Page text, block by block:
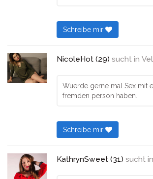
Schreibe mir
NicoleHot (29) sucht in
Wuerde gerne mal Sex mit
fremden person haben.
Schreibe mir
KathrynSweet (31) sucht in